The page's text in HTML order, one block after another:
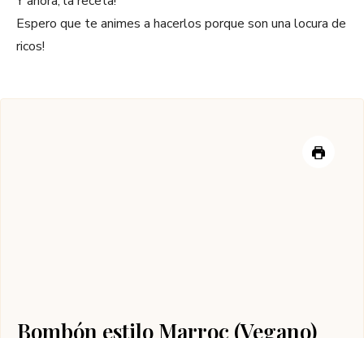
Espero que te animes a hacerlos porque son una locura de
ricos!
Bombón estilo Marroc (Vegano)